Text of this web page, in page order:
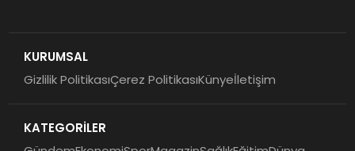
KURUMSAL
Gizlilik PolitikasıÇerez PolitikasıKünyeİletişim
KATEGORİLER